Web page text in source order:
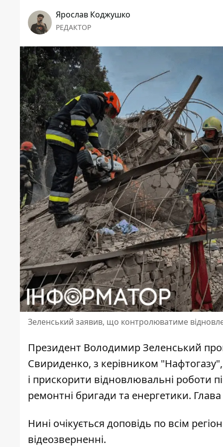
Ярослав Коджушко
РЕДАКТОР
Зеленський заявив, що контролюватиме
Президент Володимир Зеленський
Свириденко, з керівником
і прискорити відновлювальні роботи
ремонтні бригади та енергетики.
Нині очікується доповідь по всім
відеозверненні.